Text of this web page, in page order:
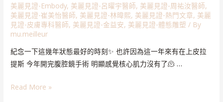
美麗見證-Embody, 美麗見證-呂曜宇醫師, 美麗見證-周祐汝醫師,
美麗見證-崔美怡醫師, 美麗見證-林暐熙, 美麗見證-熱門文章, 美麗
見證-皮膚專科醫師, 美麗見證-金益安, 美麗見證-體態雕塑 / By
mu.meilleur
紀念一下這幾年狀態最好的時刻✨ 也許因為這一年來有在上皮拉
提斯 今年開完腹腔鏡手術 明顯感覺核心肌力沒有了🫠 …
Read More »